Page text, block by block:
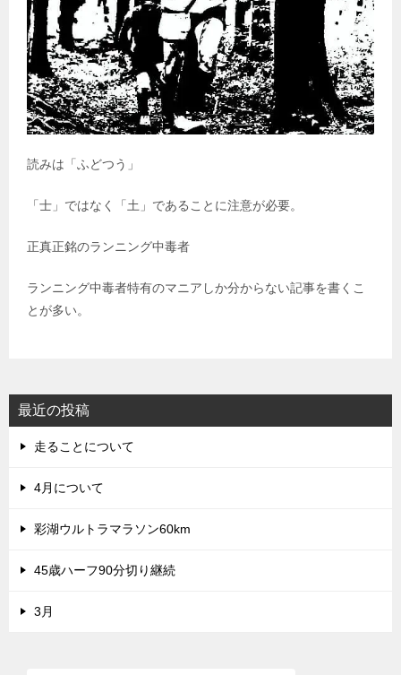
読みは「ふどつう」
「士」ではなく「土」であることに注意が必要。
正真正銘のランニング中毒者
ランニング中毒者特有のマニアしか分からない記事を書くこ
とが多い。
最近の投稿
走ることについて
4月について
彩湖ウルトラマラソン60km
45歳ハーフ90分切り継続
3月